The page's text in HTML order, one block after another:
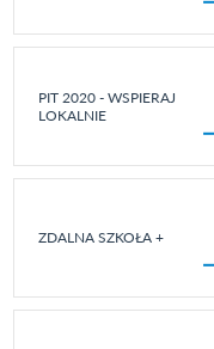
PIT 2020 - WSPIERAJ
LOKALNIE
ZDALNA SZKOŁA +